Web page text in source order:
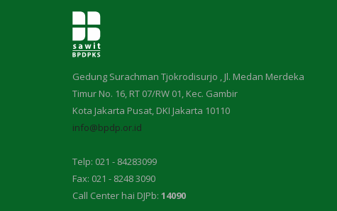
Gedung Surachman Tjokrodisurjo , Jl. Medan Merdeka
Timur No. 16, RT 07/RW 01, Kec. Gambir
Kota Jakarta Pusat, DKI Jakarta 10110
info@bpdp.or.id
Telp: 021 - 84283099
Fax: 021 - 8248 3090
Call Center hai DJPb: 14090